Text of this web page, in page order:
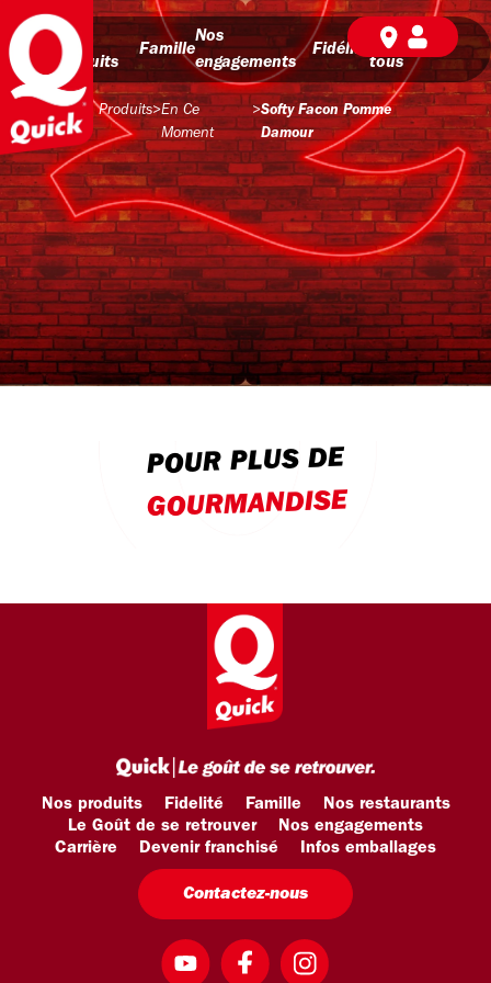
Nos
produits
Famille
Nos
engagements
Fidélité
BD pour
tous
Produits>En Ce
Moment
>Softy Facon Pomme
Damour
POUR PLUS DE
GOURMANDISE
Nos produits Fidelité Famille
Nos restaurants
Le Goût de se retrouver
Nos engagements
Carrière
Devenir franchisé Infos emballages
Contactez-nous